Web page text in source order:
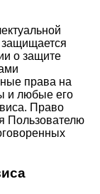
о защите
права на
и любые его
Право
Пользователю